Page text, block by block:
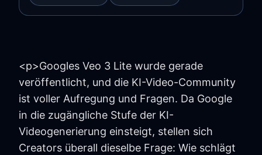
<p>Googles Veo 3 Lite wurde gerade
veröffentlicht, und die KI-Video-Community
ist voller Aufregung und Fragen. Da Google
in die zugängliche Stufe der KI-
Videogenerierung einsteigt, stellen sich
Creators überall dieselbe Frage: Wie schlägt